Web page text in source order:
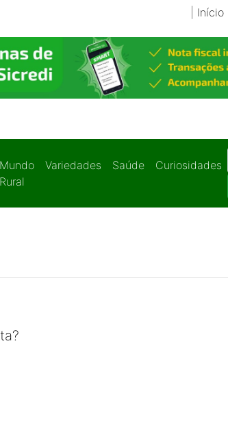
Início|
Mundo
Rural
Variedades Saúde
Curiosidades